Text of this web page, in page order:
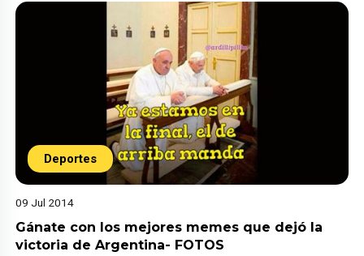
Deportes
09 Jul 2014
Gánate con los mejores memes que dejó la
victoria de Argentina- FOTOS